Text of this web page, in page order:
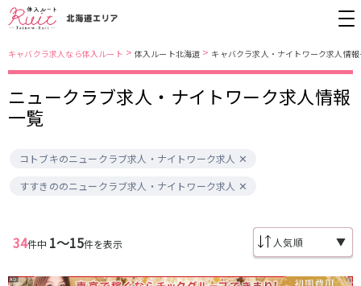
キャバクラ求人なら体入ルート > 体入ルート北海道 > キャバクラ求人・ナイトワーク求人情
ニュークラブ求人・ナイトワーク求人情報
一覧
コトブキのニュークラブ求人・ナイトワーク求人
すすきののニュークラブ求人・ナイトワーク求人
34件中 1〜15件を表示 ▼
札幌市
旭川市
旭川
札幌市営地下鉄南北線